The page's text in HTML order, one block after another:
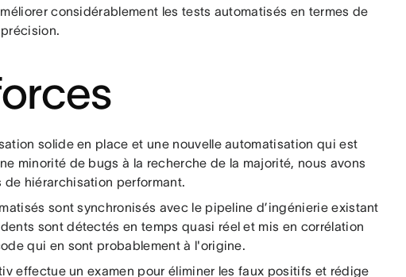
considérablement les tests automatisés en termes de
solide en place et une nouvelle automatisation qui est
minorité de bugs à la recherche de la majorité, nous avons
hiérarchisation performant.
sont synchronisés avec le pipeline d’ingénierie existant
sont détectés en temps quasi réel et mis en corrélation
qui en sont probablement à l'origine.
effectue un examen pour éliminer les faux positifs et rédige